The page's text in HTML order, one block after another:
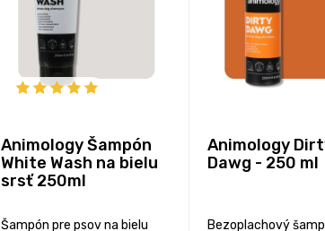
Animology Šampón
White Wash na bielu
srsť 250ml
Šampón pre psov na bielu
Animology
Dawg - 250 ml
Bezoplachový